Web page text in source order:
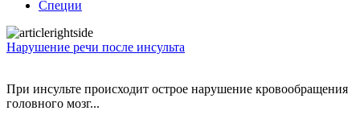
Специи
Нарушение речи после инсульта
При инсульте происходит острое нарушение кровообращения
головного мозг...